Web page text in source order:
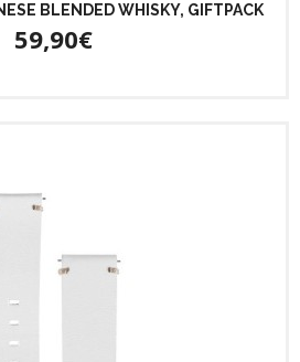
BLENDED WHISKY, GIFTPACK
59,90€